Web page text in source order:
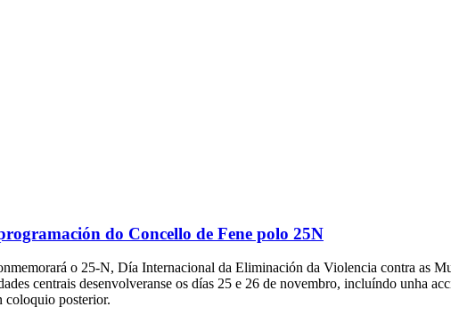
do Concello de Fene polo 25N
o 25-N, Día Internacional da Eliminación da Violencia contra as
centrais desenvolveranse os días 25 e 26 de novembro, incluíndo unha
coloquio posterior.